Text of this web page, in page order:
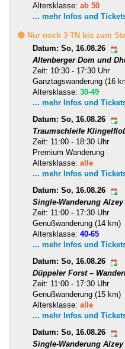
Altersklasse: ab 50
... mehr Infos und
🟡 Nur noch 3 TN bis zum
Datum: So, 16.08.26
Altenberger Dom und
Zeit: 10:30 - 17:30 Uhr
Ganztagswanderung (16
Altersklasse: 30-49
... mehr Infos und
Datum: So, 16.08.26
Traumschleife
Zeit: 11:00 - 18:30 Uhr
Premium Wanderung
Altersklasse: alle
... mehr Infos und
Datum: So, 16.08.26
Single-Wanderung
Zeit: 11:00 - 17:30 Uhr
Genußwanderung (14 km)
Altersklasse: 40-65
... mehr Infos und
Datum: So, 16.08.26
Düppeler Forst –
Zeit: 11:00 - 17:30 Uhr
Genußwanderung (15 km)
Altersklasse: alle
... mehr Infos und
Datum: So, 16.08.26
Single-Wanderung